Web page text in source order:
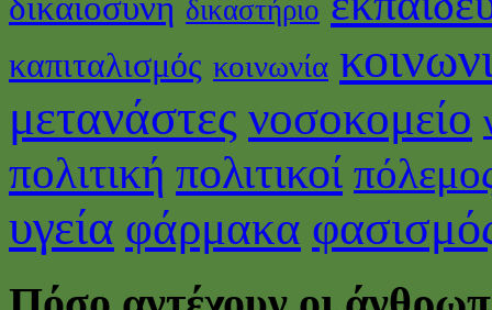
δικαστήριο
καπιταλισμός κοινωνία
μετανάστες νοσοκομείο
πολιτική πολιτικοί
υγεία φάρμακα